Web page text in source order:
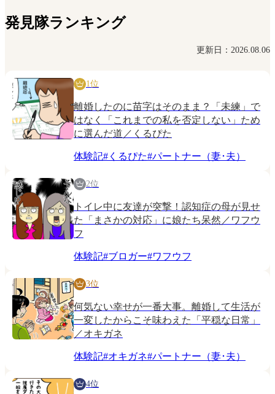
発見隊ランキング
更新日：2026.08.06
1位
離婚したのに苗字はそのまま？「未練」で
はなく「これまでの私を否定しない」ため
に選んだ道／くるぴた
体験記# くるぴた#パートナー（妻･夫）
2位
トイレ中に友達が突撃！認知症の母が見せ
た「まさかの対応」に娘たち呆然／ワフウ
フ
体験記#ブロガー#ワフウフ
3位
何気ない幸せが一番大事。離婚して生活が
一変したからこそ味わえた「平穏な日常」
／オキガネ
体験記#オキガネ#パートナー（妻･夫）
4位